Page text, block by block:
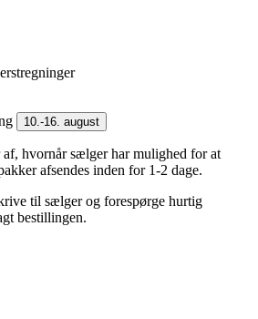
10.-16. august
hvornår sælger har mulighed for at
afsendes inden for 1-2 dage.
til sælger og forespørge hurtig
bestillingen.